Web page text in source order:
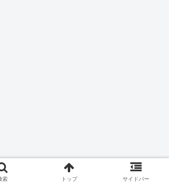
索 トップ サイドバー